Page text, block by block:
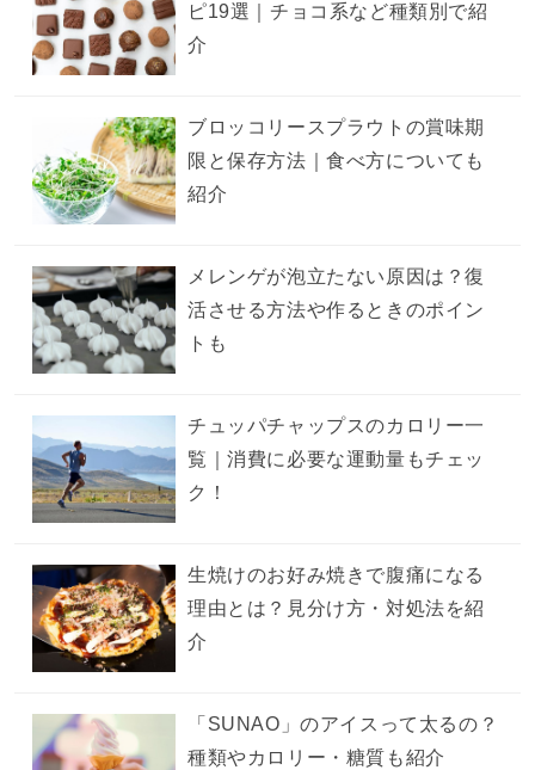
ピ19選｜チョコ系など種類別で紹
介
ブロッコリースプラウトの賞味期
限と保存方法｜食べ方についても
紹介
メレンゲが泡立たない原因は？復
活させる方法や作るときのポイン
トも
チュッパチャップスのカロリー一
覧｜消費に必要な運動量もチェッ
ク！
生焼けのお好み焼きで腹痛になる
理由とは？見分け方・対処法を紹
介
「SUNAO」のアイスって太るの？
種類やカロリー・糖質も紹介